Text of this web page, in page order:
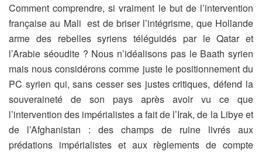
Comment comprendre, si vraiment le but de l’intervention
française au Mali est de briser l’intégrisme, que Hollande
arme des rebelles syriens téléguidés par le Qatar et
l’Arabie séoudite ? Nous n’idéalisons pas le Baath syrien
mais nous considérons comme juste le positionnement du
PC syrien qui, sans cesser ses justes critiques, défend la
souveraineté de son pays après avoir vu ce que
l’intervention des impérialistes a fait de l’Irak, de la Libye et
de l’Afghanistan : des champs de ruine livrés aux
prédations impérialistes et aux règlements de compte